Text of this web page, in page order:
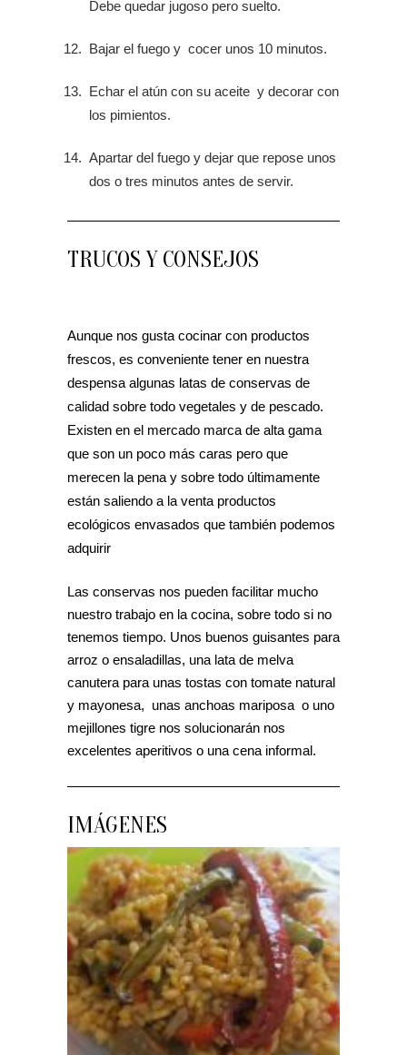
Debe quedar jugoso pero suelto.
Bajar el fuego y cocer unos 10 minutos.
Echar el atún con su aceite y decorar con
los pimientos.
Apartar del fuego y dejar que repose unos
dos o tres minutos antes de servir.
TRUCOS Y CONSEJOS
Aunque nos gusta cocinar con productos
frescos, es conveniente tener en nuestra
despensa algunas latas de conservas de
calidad sobre todo vegetales y de pescado.
Existen en el mercado marca de alta gama
que son un poco más caras pero que
merecen la pena y sobre todo últimamente
están saliendo a la venta productos
ecológicos envasados que también podemos
adquirir
Las conservas nos pueden facilitar mucho
nuestro trabajo en la cocina, sobre todo si no
tenemos tiempo. Unos buenos guisantes para
arroz o ensaladillas, una lata de melva
canutera para unas tostas con tomate natural
y mayonesa, unas anchoas mariposa o uno
mejillones tigre nos solucionarán nos
excelentes aperitivos o una cena informal.
IMÁGENES